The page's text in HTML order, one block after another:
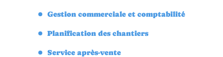
Gestion commerciale et comptabilité
Planification des chantiers
Service après-vente